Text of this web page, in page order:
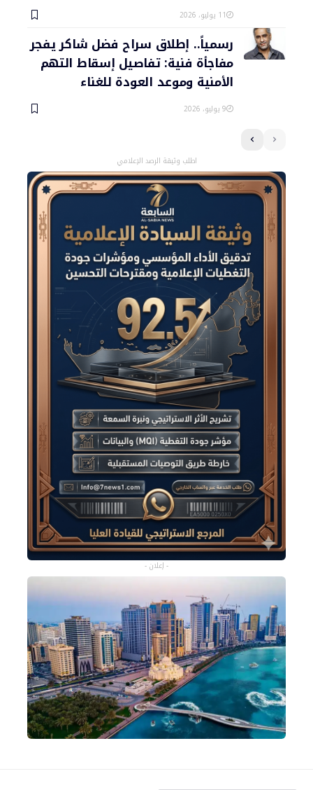
11 يوليو، 2026
رسمياً.. إطلاق سراح فضل شاكر يفجر
مفاجأة فنية: تفاصيل إسقاط التهم
الأمنية وموعد العودة للغناء
9 يوليو، 2026
اطلب وثيقة الرصد الإعلامي
- إعلان -